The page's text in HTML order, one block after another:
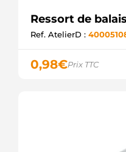
Ressort de
Ref. AtelierD :
0,98€Prix TTC